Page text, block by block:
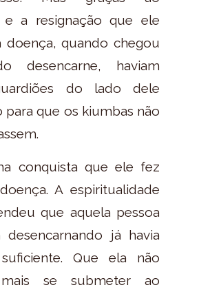
e a resignação que ele
doença, quando chegou
desencarne, haviam
do lado dele
que os kiumbas não
conquista que ele fez
A espiritualidade
que aquela pessoa
desencarnando já havia
Que ela não
mais se submeter ao